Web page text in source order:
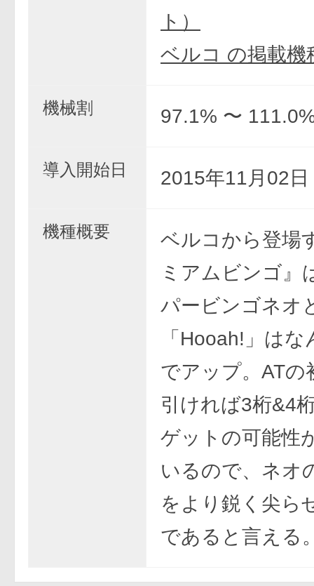
ト）
ベルコ の掲載機
機械割 97.1% 〜
導入開始日 2015年11月02日
機種概要
ベルコから登場
ミアムビンゴ』
パービンゴネオ
「Hooah!」は
でアップ。ATの
引ければ3桁&4
ゲットの可能性
いるので、ネオ
をより鋭く尖ら
であると言える